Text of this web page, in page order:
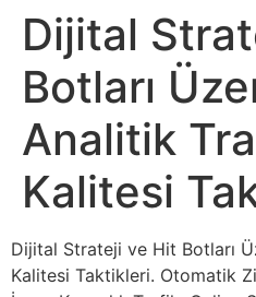
Dijital
Botları
Analitik
Kalitesi
Dijital Strateji ve Hit Botları
Kalitesi Taktikleri. Otomatik